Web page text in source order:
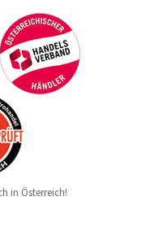
in Österreich!